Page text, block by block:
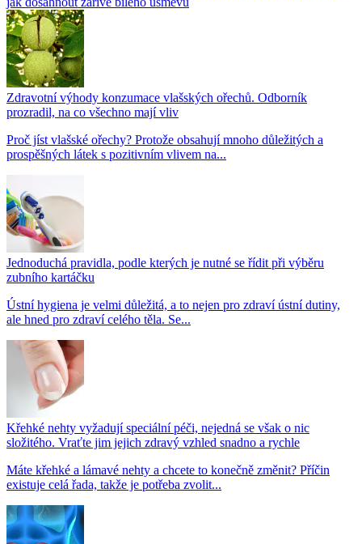
Zdravotní výhody konzumace vlašských ořechů. Odborník
prozradil, na co všechno mají vliv
Proč jíst vlašské ořechy? Protože obsahují mnoho důležitých a
prospěšných látek s pozitivním vlivem na...
Jednoduchá pravidla, podle kterých je nutné se řídit při výběru
zubního kartáčku
Ústní hygiena je velmi důležitá, a to nejen pro zdraví ústní dutiny,
ale hned pro zdraví celého těla. Se...
Křehké nehty vyžadují speciální péči, nejedná se však o nic
složitého. Vraťte jim jejich zdravý vzhled snadno a rychle
Máte křehké a lámavé nehty a chcete to konečně změnit? Příčin
existuje celá řada, takže je potřeba zvolit...